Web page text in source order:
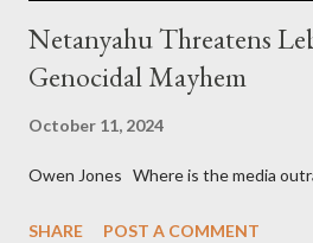
Netanyahu Threatens
Genocidal Mayhem
October 11, 2024
Owen Jones Where is the media
SHARE POST A COMMENT